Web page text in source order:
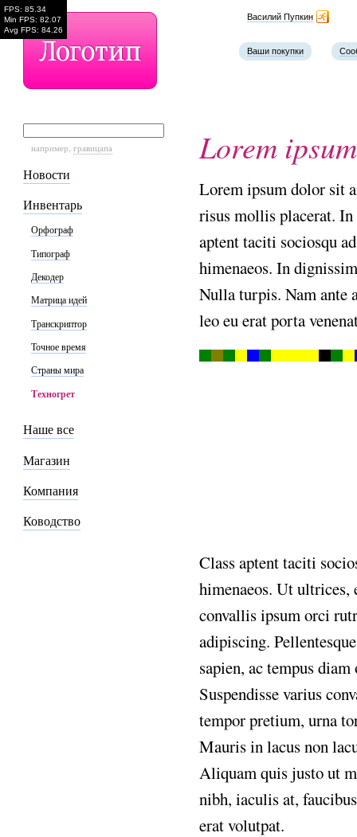
Наш телефон Василий Пупкин
Ваши покупки
например,гравицапа
Новости
Инвентарь
Орфограф
Типограф
Декодер
Матрица идей
Транскриптор
Точное время
Страны мира
Техногрет
Наше все
Магазин
Компания
Ководство
Lorem ipsum
Loremipsumdolor sit
risusmollisplacerat. In
aptenttaciti sociosquad
himenaeos. Indignissim
Nullaturpis. Namante
leoeueratporta
Classaptenttaciti
himenaeos. Utultrices,
convallisipsumorci
adipiscing. Pellentesque
sapien, actempusdiam
Suspendissevarius
temporpretium, urna
Maurisinlacusnon
Aliquamquisjustout
nibh, iaculisat, faucibus
eratvolutpat.
FPS: 85.34
Min FPS: 82.07
Avg FPS: 84.26